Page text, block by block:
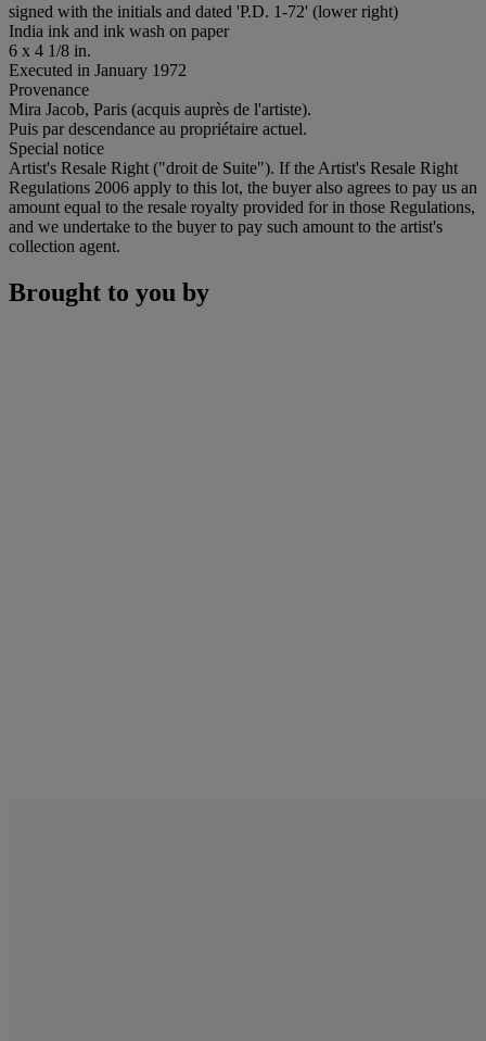
signed with the initials and dated 'P.D. 1-72' (lower right)
India ink and ink wash on paper
6 x 4 1/8 in.
Executed in January 1972
Provenance
Mira Jacob, Paris (acquis auprès de l'artiste).
Puis par descendance au propriétaire actuel.
Special notice
Artist's Resale Right ("droit de Suite"). If the Artist's Resale Right
Regulations 2006 apply to this lot, the buyer also agrees to pay us an
amount equal to the resale royalty provided for in those Regulations,
and we undertake to the buyer to pay such amount to the artist's
collection agent.
Brought to you by